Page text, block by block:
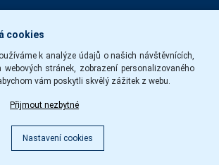
cookies
k analýze údajů o našich návštěvnících,
webových stránek, zobrazení personalizovaného
vám poskytli skvělý zážitek z webu.
Přijmout nezbytné
Nastavení cookies